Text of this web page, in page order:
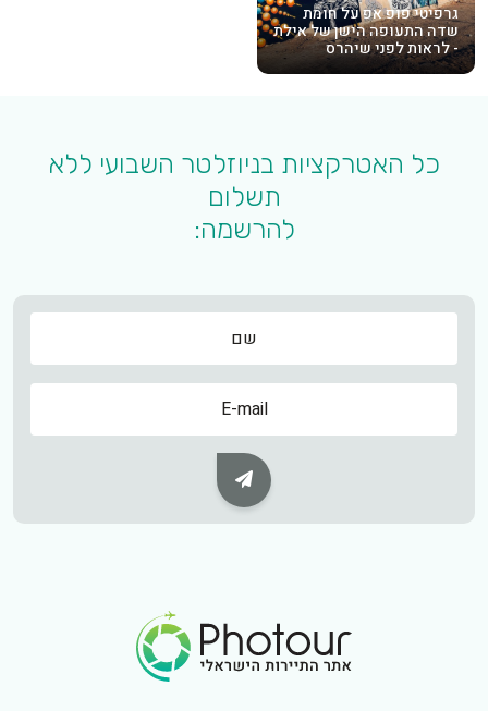
גרפיטי פופ אפ על חומת
שדה התעופה הישן של אילת
- לראות לפני שיהרס
כל האטרקציות בניוזלטר השבועי ללא
תשלום
להרשמה:
שם
שם
Subscribe Button